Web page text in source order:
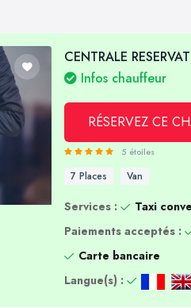
CENTRALE
Infos chauffeur
RÉSERVEZ CE
5 étoiles
7 Places Van
Services :
Taxi
Paiements acceptés :
Carte bancaire
Langue(s) :